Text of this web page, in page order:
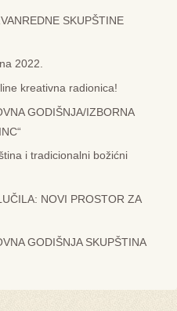
SKUPŠTINE
2022.
kreativna radionica!
GODIŠNJA/IZBORNA
i tradicionalni božićni
NOVI PROSTOR ZA
GODIŠNJA SKUPŠTINA